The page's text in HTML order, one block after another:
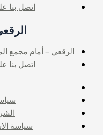
اتصل بنا على
الرقعي – أمام مجمع
اتصل بنا على
سياسة